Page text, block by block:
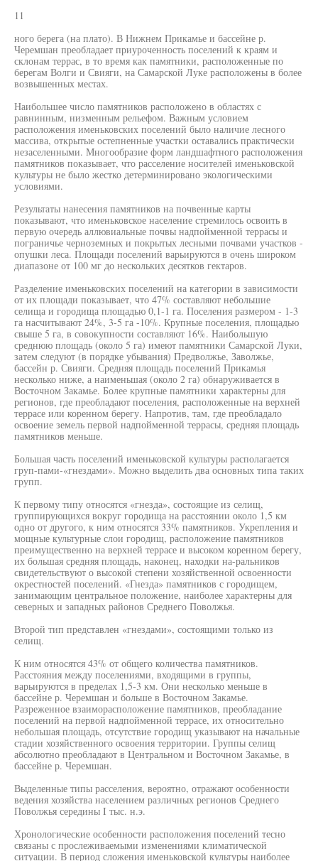
11
ного берега (на плато). В Нижнем Прикамье и бассейне р.
Черемшан преобладает приуроченность поселений к краям и
склонам террас, в то время как памятники, расположенные по
берегам Волги и Свияги, на Самарской Луке расположены в более
возвышенных местах.
Наибольшее число памятников расположено в областях с
равнинным, низменным рельефом. Важным условием
расположения именьковских поселений было наличие лесного
массива, открытые остепненные участки оставались практически
незаселенными. Многообразие форм ландшафтного расположения
памятников показывает, что расселение носителей именьковской
культуры не было жестко детерминировано экологическими
условиями.
Результаты нанесения памятников на почвенные карты
показывают, что именьковское население стремилось освоить в
первую очередь аллювиальные почвы надпойменной террасы и
пограничье черноземных и покрытых лесными почвами участков -
опушки леса. Площади поселений варьируются в очень широком
диапазоне от 100 мг до нескольких десятков гектаров.
Разделение именьковских поселений на категории в зависимости
от их площади показывает, что 47% составляют небольшие
селища и городища площадью 0,1-1 га. Поселения размером - 1-3
га насчитывают 24%, 3-5 га -10%. Крупные поселения, площадью
свыше 5 га, в совокупности составляют 16%. Наибольшую
среднюю площадь (около 5 га) имеют памятники Самарской Луки,
затем следуют (в порядке убывания) Предволжье, Заволжье,
бассейн р. Свияги. Средняя площадь поселений Прикамья
несколько ниже, а наименьшая (около 2 га) обнаруживается в
Восточном Закамье. Более крупные памятники характерны для
регионов, где преобладают поселения, расположенные на верхней
террасе или коренном берегу. Напротив, там, где преобладало
освоение земель первой надпойменной террасы, средняя площадь
памятников меньше.
Большая часть поселений именьковской культуры располагается
груп-пами-«гнездами». Можно выделить два основных типа таких
групп.
К первому типу относятся «гнезда», состоящие из селищ,
группирующихся вокруг городища на расстоянии около 1,5 км
одно от другого, к ним относятся 33% памятников. Укрепления и
мощные культурные слои городищ, расположение памятников
преимущественно на верхней террасе и высоком коренном берегу,
их большая средняя площадь, наконец, находки на-ральников
свидетельствуют о высокой степени хозяйственной освоенности
окрестностей поселений. «Гнезда» памятников с городищем,
занимающим центральное положение, наиболее характерны для
северных и западных районов Среднего Поволжья.
Второй тип представлен «гнездами», состоящими только из
селищ.
К ним относятся 43% от общего количества памятников.
Расстояния между поселениями, входящими в группы,
варьируются в пределах 1,5-3 км. Они несколько меньше в
бассейне р. Черемшан и больше в Восточном Закамье.
Разреженное взаиморасположение памятников, преобладание
поселений на первой надпойменной террасе, их относительно
небольшая площадь, отсутствие городищ указывают на начальные
стадии хозяйственного освоения территории. Группы селищ
абсолютно преобладают в Центральном и Восточном Закамье, в
бассейне р. Черемшан.
Выделенные типы расселения, вероятно, отражают особенности
ведения хозяйства населением различных регионов Среднего
Поволжья середины I тыс. н.э.
Хронологические особенности расположения поселений тесно
связаны с прослеживаемыми изменениями климатической
ситуации. В период сложения именьковской культуры наиболее